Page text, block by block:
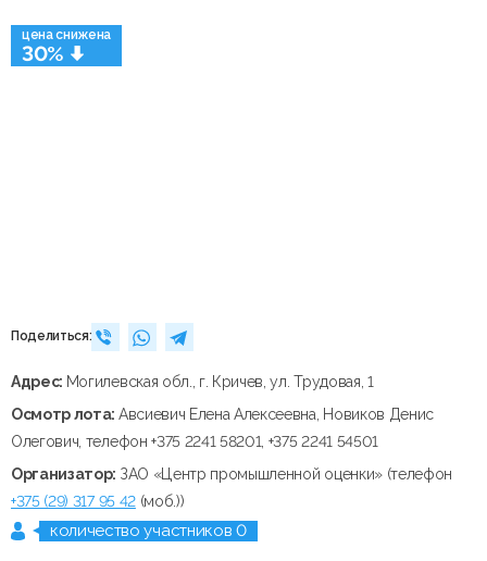
цена снижена
30%
Поделиться:
Адрес: Могилевская обл., г. Кричев, ул. Трудовая, 1
Осмотр лота: Авсиевич Елена Алексеевна, Новиков Денис
Олегович, телефон +375 2241 58201, +375 2241 54501
Организатор: ЗАО «Центр промышленной оценки» (телефон
+375 (29) 317 95 42(моб.))
количество участников 0